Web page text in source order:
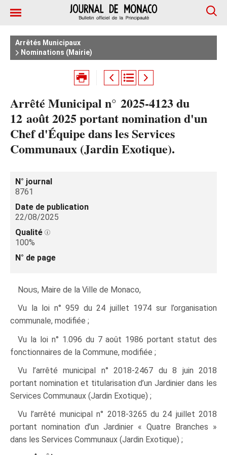
Arrêtés Municipaux
Nominations (Mairie)
Arrêté Municipal n° 2025‑4123 du
12 août 2025 portant nomination d'un
Chef d'Équipe dans les Services
Communaux (Jardin Exotique).
N° journal
8761
Date de publication
22/08/2025
Qualité
100%
N° de page
Nous, Maire de la Ville de Monaco,
Vu la loi n° 959 du 24 juillet 1974 sur l’organisation
communale, modifiée ;
Vu la loi n° 1.096 du 7 août 1986 portant statut des
fonctionnaires de la Commune, modifiée ;
Vu l’arrêté municipal n° 2018‑2467 du 8 juin 2018
portant nomination et titularisation d’un Jardinier dans les
Services Communaux (Jardin Exotique) ;
Vu l’arrêté municipal n° 2018‑3265 du 24 juillet 2018
portant nomination d’un Jardinier « Quatre Branches »
dans les Services Communaux (Jardin Exotique) ;